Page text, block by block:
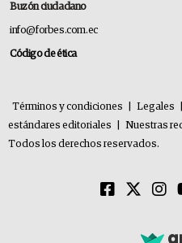
Buzón ciudadano
info@forbes.com.ec
Código de ética
Términos y condiciones Legales
estándares editoriales
Nuestras
Todos los derechos reservados.